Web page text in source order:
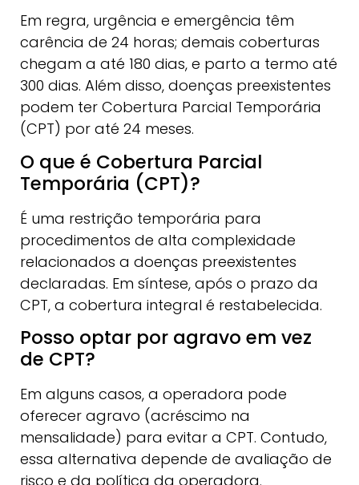
Em regra, urgência e emergência têm
carência de 24 horas; demais coberturas
chegam a até 180 dias, e parto a termo até
300 dias. Além disso, doenças preexistentes
podem ter Cobertura Parcial Temporária
(CPT) por até 24 meses.
O que é Cobertura Parcial
Temporária (CPT)?
É uma restrição temporária para
procedimentos de alta complexidade
relacionados a doenças preexistentes
declaradas. Em síntese, após o prazo da
CPT, a cobertura integral é restabelecida.
Posso optar por agravo em vez
de CPT?
Em alguns casos, a operadora pode
oferecer agravo (acréscimo na
mensalidade) para evitar a CPT. Contudo,
essa alternativa depende de avaliação de
risco e da política da operadora.